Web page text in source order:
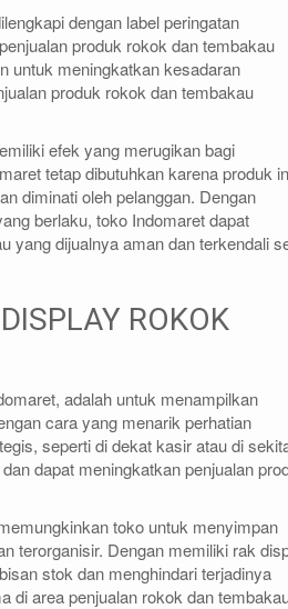
dengan label peringatan
produk rokok dan tembakau
untuk meningkatkan kesadaran
produk rokok dan tembakau
efek yang merugikan bagi
tetap dibutuhkan karena produk
diminati oleh pelanggan. Dengan
berlaku, toko Indomaret dapat
yang dijualnya aman dan terkendali
ROKOK
adalah untuk menampilkan
cara yang menarik perhatian
seperti di dekat kasir atau di
dapat meningkatkan penjualan
toko untuk menyimpan
terorganisir. Dengan memiliki rak
stok dan menghindari terjadinya
di area penjualan rokok dan